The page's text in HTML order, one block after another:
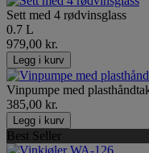
Sett med 4 rødvinsglass
0.7 L
979,00 kr.
Legg i kurv
Vinpumpe med
385,00 kr.
Legg i kurv
Best Seller